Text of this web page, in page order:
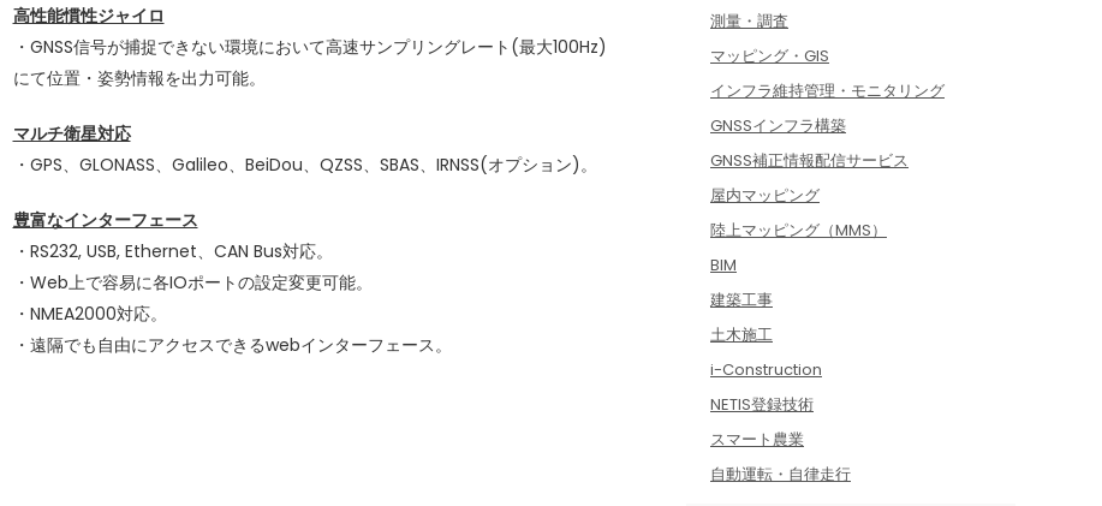
高性能慣性ジャイロ
・GNSS信号が捕捉できない環境において高速サンプリングレート(最大100Hz)
にて位置・姿勢情報を出力可能。
マルチ衛星対応
・GPS、GLONASS、Galileo、BeiDou、QZSS、SBAS、IRNSS(オプション)。
豊富なインターフェース
・RS232, USB, Ethernet、CAN Bus対応。
・Web上で容易に各IOポートの設定変更可能。
・NMEA2000対応。
・遠隔でも自由にアクセスできるwebインターフェース。
測量・調査
マッピング・GIS
インフラ維持管理・モニタリング
GNSSインフラ構築
GNSS補正情報配信サービス
屋内マッピング
陸上マッピング（MMS）
BIM
建築工事
土木施工
i-Construction
NETIS登録技術
スマート農業
自動運転・自律走行